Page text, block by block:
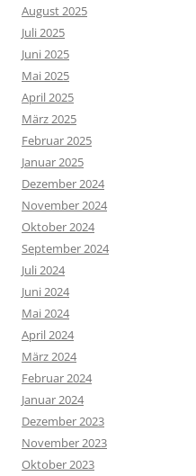
August 2025
Juli 2025
Juni 2025
Mai 2025
April 2025
März 2025
Februar 2025
Januar 2025
Dezember 2024
November 2024
Oktober 2024
September 2024
Juli 2024
Juni 2024
Mai 2024
April 2024
März 2024
Februar 2024
Januar 2024
Dezember 2023
November 2023
Oktober 2023